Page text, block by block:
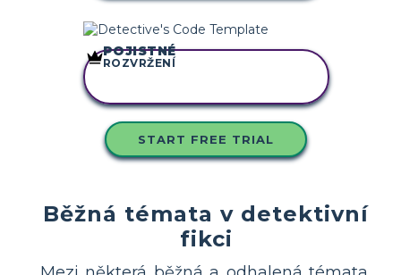
ZKOPÍRUJTE TENTO
POJISTNÉ
ROZVRŽENÍ
START FREE TRIAL
Běžná témata v detektivní
fikci